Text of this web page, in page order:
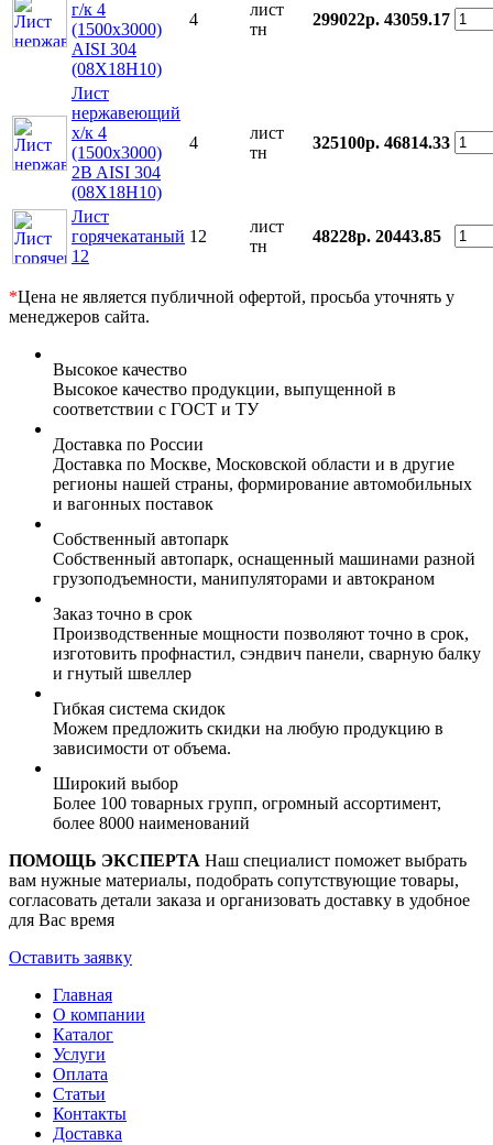
г/к 4
(1500х3000)
AISI 304
(08Х18Н10)
4
лист
тн
299022р. 43059.17
Лист
нержавеющий
х/к 4
(1500х3000)
2B AISI 304
(08Х18Н10)
4
лист
тн
325100р. 46814.33
Лист
горячекатаный
12
12
лист
тн
48228р. 20443.85
*Цена не является публичной офертой, просьба уточнять у
менеджеров сайта.
Высокое качество
Высокое качество продукции, выпущенной в
соответствии с ГОСТ и ТУ
Доставка по России
Доставка по Москве, Московской области и в другие
регионы нашей страны, формирование автомобильных
и вагонных поставок
Собственный автопарк
Собственный автопарк, оснащенный машинами разной
грузоподъемности, манипуляторами и автокраном
Заказ точно в срок
Производственные мощности позволяют точно в срок,
изготовить профнастил, сэндвич панели, сварную балку
и гнутый швеллер
Гибкая система скидок
Можем предложить скидки на любую продукцию в
зависимости от объема.
Широкий выбор
Более 100 товарных групп, огромный ассортимент,
более 8000 наименований
ПОМОЩЬ ЭКСПЕРТА Наш специалист поможет выбрать
вам нужные материалы, подобрать сопутствующие товары,
согласовать детали заказа и организовать доставку в удобное
для Вас время
Оставить заявку
Главная
О компании
Каталог
Услуги
Оплата
Статьи
Контакты
Доставка